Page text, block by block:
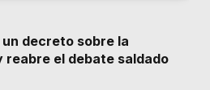
decreto sobre la
el debate saldado